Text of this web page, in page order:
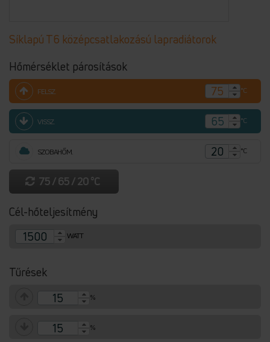
Síklapú T6 középcsatlakozású lapradiátorok
Hőmérséklet párosítások
°C
FELSZ.
°C
VISSZ.
°C
SZOBAHŐM.
75 / 65 / 20 °C
Cél-hőteljesítmény
WATT
Tűrések
%
%